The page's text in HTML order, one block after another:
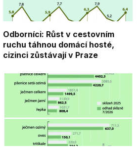
Odborníci: Růst v cestovním
ruchu táhnou domácí hosté,
cizinci zůstávají v Praze